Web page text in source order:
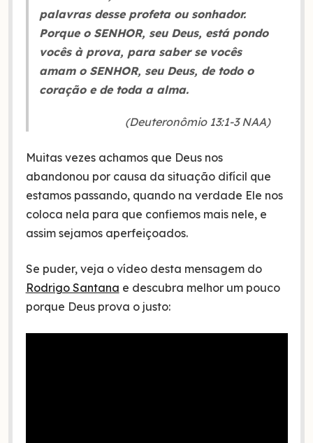
palavras desse profeta ou sonhador.
Porque o SENHOR, seu Deus, está pondo
vocês à prova, para saber se vocês
amam o SENHOR, seu Deus, de todo o
coração e de toda a alma.
(Deuteronômio 13:1-3 NAA)
Muitas vezes achamos que Deus nos
abandonou por causa da situação difícil que
estamos passando, quando na verdade Ele nos
coloca nela para que confiemos mais nele, e
assim sejamos aperfeiçoados.
Se puder, veja o vídeo desta mensagem do
Rodrigo Santana e descubra melhor um pouco
porque Deus prova o justo: